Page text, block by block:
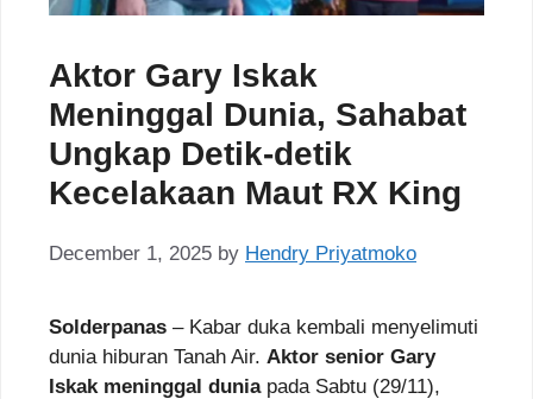
Aktor Gary Iskak
Meninggal Dunia, Sahabat
Ungkap Detik-detik
Kecelakaan Maut RX King
December 1, 2025 by Hendry Priyatmoko
Solderpanas – Kabar duka kembali menyelimuti
dunia hiburan Tanah Air. Aktor senior Gary
Iskak meninggal duniapada Sabtu (29/11),